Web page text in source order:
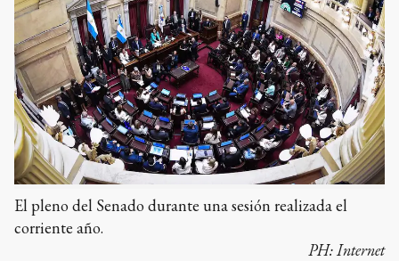
El pleno del Senado durante una sesión realizada el
corriente año.
PH:Internet